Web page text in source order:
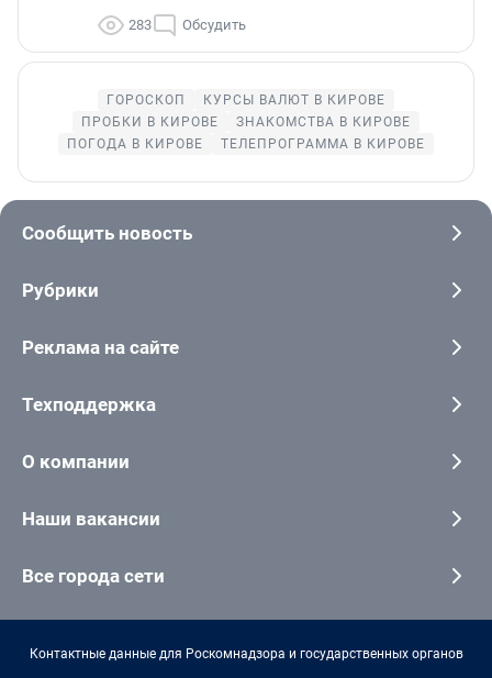
283 Обсудить
ГОРОСКОП
КУРСЫ ВАЛЮТ В КИРОВЕ
ПРОБКИ В КИРОВЕ
ЗНАКОМСТВА В КИРОВЕ
ПОГОДА В КИРОВЕ
ТЕЛЕПРОГРАММА В КИРОВЕ
Сообщить новость
Рубрики
Реклама на сайте
Техподдержка
О компании
Наши вакансии
Все города сети
Контактные данные для Роскомнадзора и государственных органов